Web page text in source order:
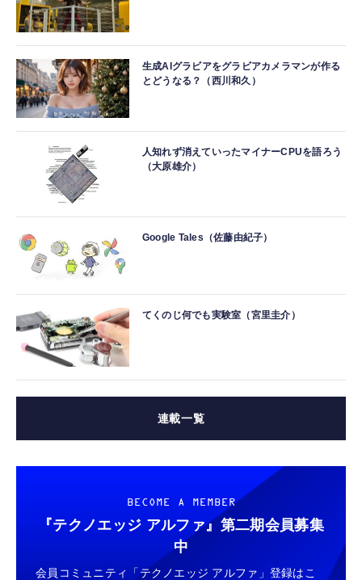
生成AIグラビアをグラビアカメラマンが作る
とどうなる？（西川和久）
人知れず消えていったマイナーCPUを語ろう
（大原雄介）
Google Tales（佐藤由紀子）
てくのじ何でも実験室（宮里圭介）
連載一覧
BECOME A MEMBER
『テクノエッジ アルファ』 第二期会員募集
中
会員コミュニティ「テクノエッジ アルファ」登録はこ